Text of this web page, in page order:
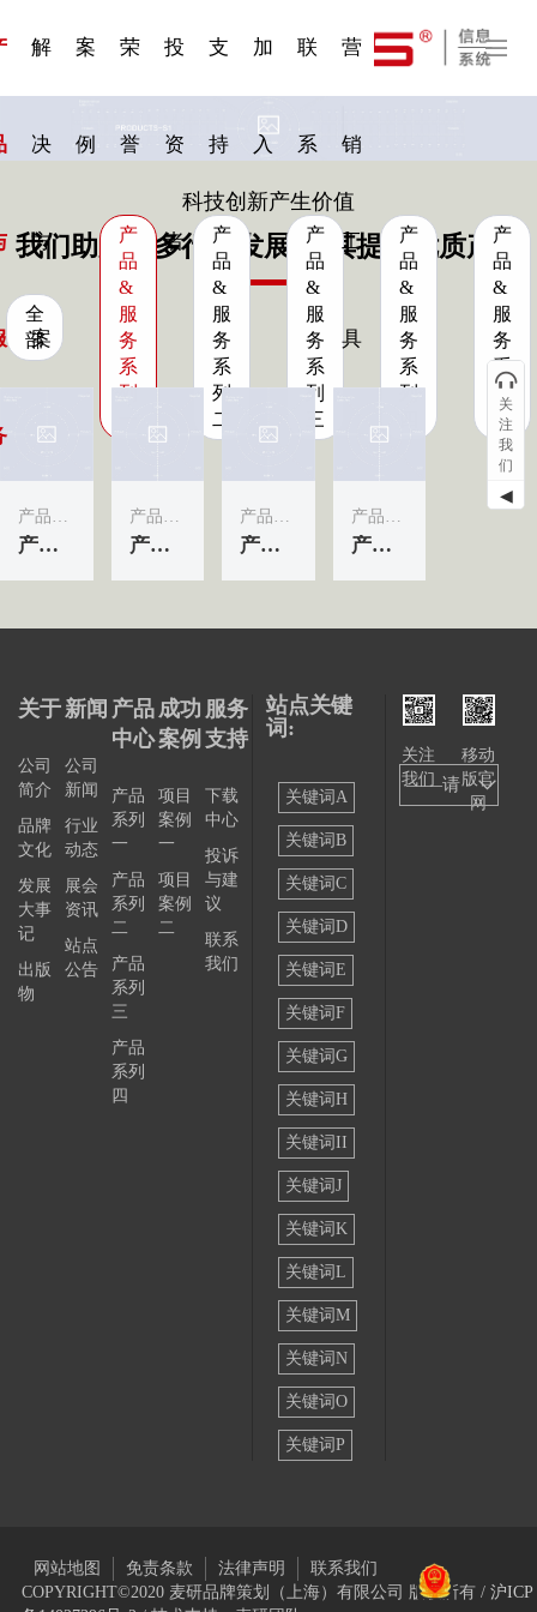
解
决
方
案
案
例
荣
誉
投
资
者
支
持
加
入
联
系
营
销
工
具
科技创新产生价值
我们助力更多行业发展·为其提供优质产品
全
部
产
品
&
服
务
系
列
产
品
&
服
务
系
列
二
产
品
&
服
务
系
列
三
产
品
&
服
务
系
列
产
品
&
服
务
系
列
五
产品&服务系列一 | 第04条 产品&服务系列一 | 第03条 产品&服务系列一 | 第02条 产品&服务系列一 | 第01条
关于
公司
简介
品牌
文化
发展
大事
记
出版
物
新闻
公司
新闻
行业
动态
展会
资讯
站点
公告
产品
中心
产品
系列
一
产品
系列
二
产品
系列
三
产品
系列
四
成功
案例
项目
案例
一
项目
案例
二
服务
支持
下载
中心
投诉
与建
议
联系
我们
站点关键
词:
关键词A
关键词B
关键词C
关键词D
关键词E
关键词F
关键词G
关键词H
关键词II
关键词J
关键词K
关键词L
关键词M
关键词N
关键词O
关键词P
关注
我们
移动
版官
网
——请
网站地图 免责条款 法律声明
联系我们
COPYRIGHT©2020 麦研品牌策划（上海）有限公司 版权所有 / 沪ICP
关
注
我
们
◀